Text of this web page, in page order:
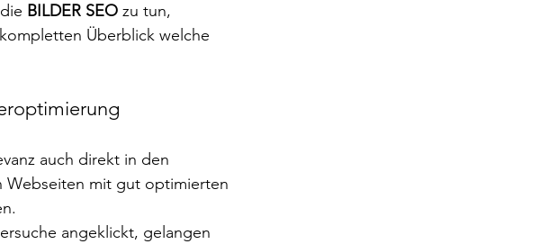
BILDER SEO zu tun,
Überblick welche
auch direkt in den
Webseiten mit gut optimierten
angeklickt, gelangen